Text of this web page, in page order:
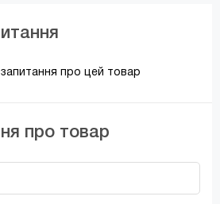
про цей товар
про товар